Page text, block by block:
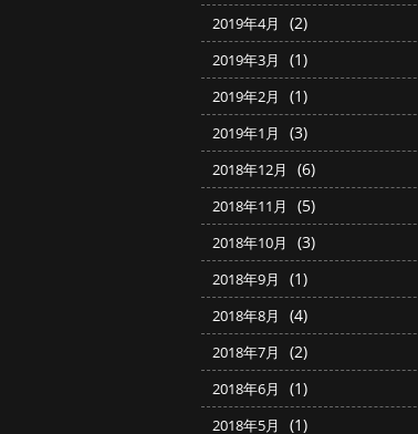
2019年4月 (2)
2019年3月 (1)
2019年2月 (1)
2019年1月 (3)
2018年12月 (6)
2018年11月 (5)
2018年10月 (3)
2018年9月 (1)
2018年8月 (4)
2018年7月 (2)
2018年6月 (1)
2018年5月 (1)